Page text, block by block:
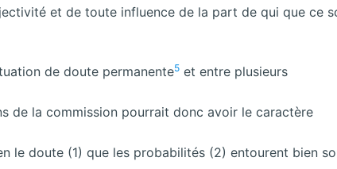
et de toute influence de la part de qui que ce
de doute permanente5 et entre plusieurs
de la commission pourrait donc avoir le caractère
le doute (1) que les probabilités (2) entourent bien